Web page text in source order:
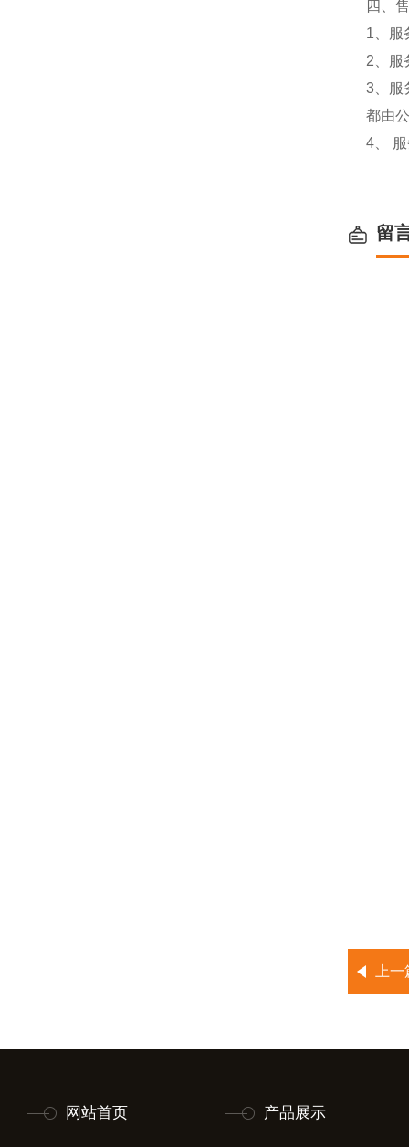
四、
1、服
2、服
3、服
都由
4、
留
上
网站首页 产品展示